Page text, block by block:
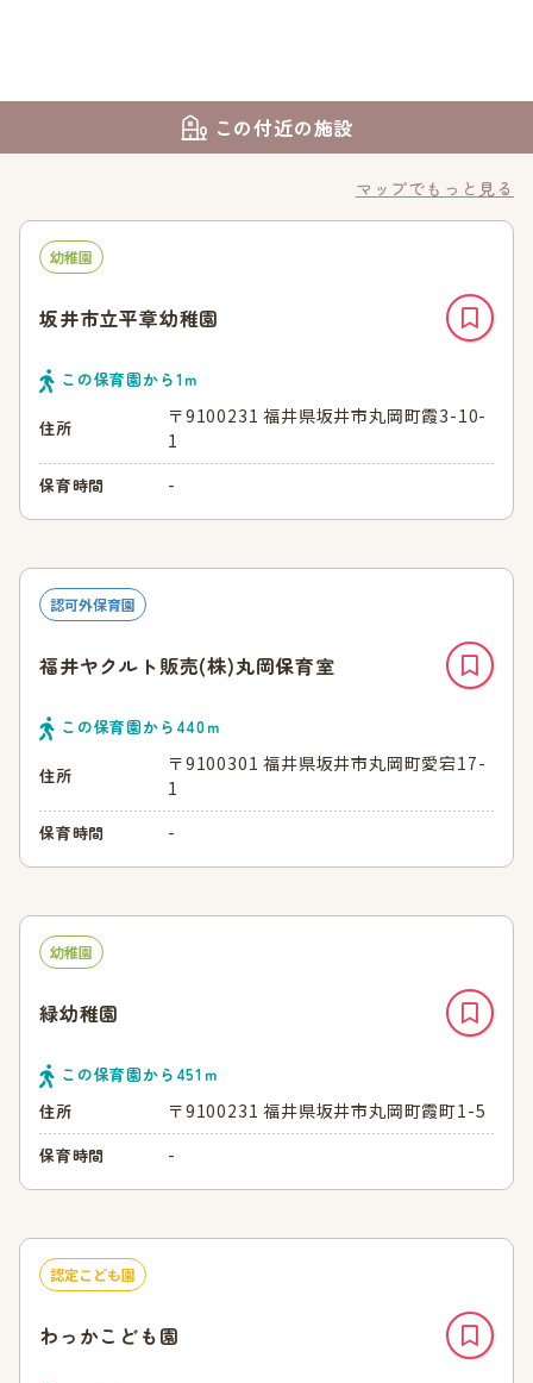
この付近の施設
マップでもっと見る
幼稚園
坂井市立平章幼稚園
この保育園から1ｍ
住所
〒9100231 福井県坂井市丸岡町霞3-10-
1
保育時間 -
認可外保育園
福井ヤクルト販売(株)丸岡保育室
この保育園から 440ｍ
住所
〒9100301 福井県坂井市丸岡町愛宕17-
1
保育時間 -
幼稚園
緑幼稚園
この保育園から 451 ｍ
住所
〒9100231 福井県坂井市丸岡町霞町1-5
保育時間 -
認定こども園
わっかこども園